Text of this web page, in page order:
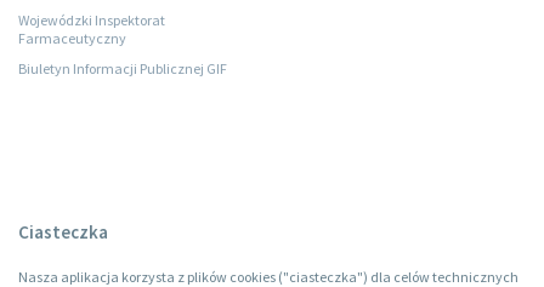
Wojewódzki Inspektorat
Farmaceutyczny
Biuletyn Informacji Publicznej GIF
Ciasteczka
Nasza aplikacja korzysta z plików cookies ("ciasteczka") dla celów technicznych